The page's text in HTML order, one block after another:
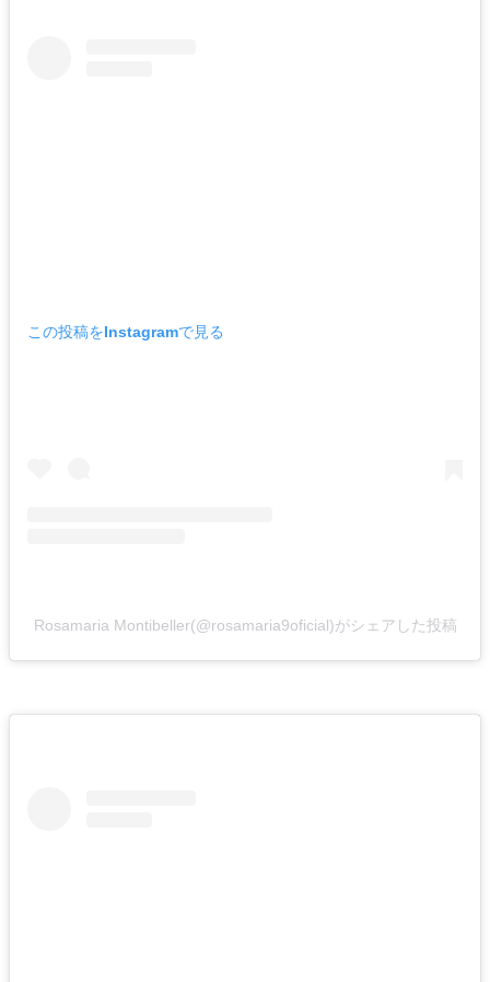
この投稿をInstagramで見る
Rosamaria Montibeller(@rosamaria9oficial)がシェアした投稿